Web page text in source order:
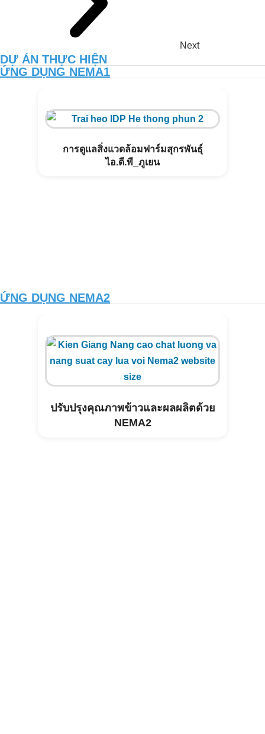
Next
DỰ ÁN THỰC HIỆN
ỨNG DỤNG NEMA1
การดูแลสิ่งแวดล้อมฟาร์มสุกรพันธุ์
ไอ.ดี.พี_ภูเยน
ỨNG DỤNG NEMA2
ปรับปรุงคุณภาพข้าวและผลผลิตด้วย
NEMA2